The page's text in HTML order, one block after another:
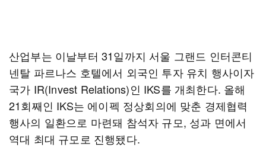
산업부는 이날부터 31일까지 서울 그랜드 인터콘티
넨탈 파르나스 호텔에서 외국인 투자 유치 행사이자
국가 IR(Invest Relations)인 IKS를 개최한다. 올해
21회째인 IKS는 에이펙 정상회의에 맞춘 경제협력
행사의 일환으로 마련돼 참석자 규모, 성과 면에서
역대 최대 규모로 진행됐다.